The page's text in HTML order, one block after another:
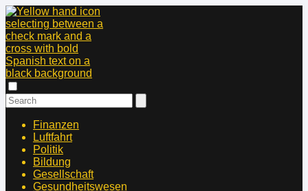
Finanzen
Luftfahrt
Politik
Bildung
Gesellschaft
Gesundheitswesen